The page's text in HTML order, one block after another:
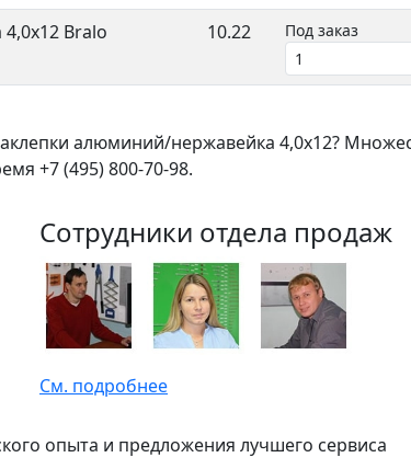
Bralo
10.22 Под заказ
алюминий/нержавейка 4,0х12?
+7 (495) 800-70-98.
Сотрудники отдела продаж
См. подробнее
опыта и предложения лучшего сервиса